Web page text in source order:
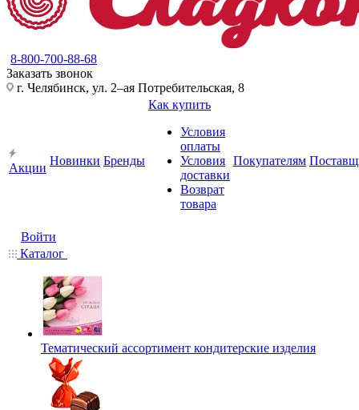
8-800-700-88-68
Заказать звонок
г. Челябинск, ул. 2–ая Потребительская, 8
Акции
Новинки Бренды
Как купить
Условия
оплаты
Условия
доставки
Возврат
товара
Покупателям
Войти
Каталог
Тематический ассортимент кондитерские изделия